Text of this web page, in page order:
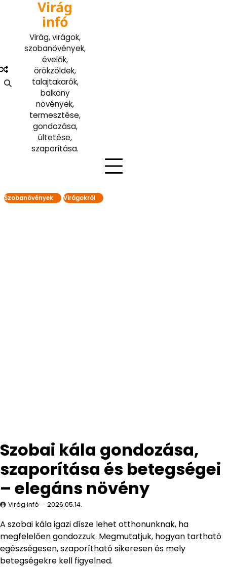
Virág
infó
Virág, virágok,
szobanövények,
évelők,
örökzöldek,
talajtakarók,
balkony
növények,
termesztése,
gondozása,
ültetése,
szaporítása.
Szobanövények Virágokról
Szobai kála gondozása,
szaporítása és betegségei
– elegáns növény
Virág infó 2026.05.14.
A szobai kála igazi dísze lehet otthonunknak, ha
megfelelően gondozzuk. Megmutatjuk, hogyan tartható
egészségesen, szaporítható sikeresen és mely
betegségekre kell figyelned.